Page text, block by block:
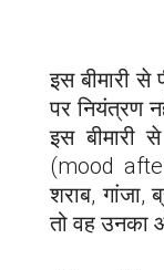
इस बीमारी से
पर नियंत्रण
इस बीमारी
(mood
शराब,
तो वह उनका